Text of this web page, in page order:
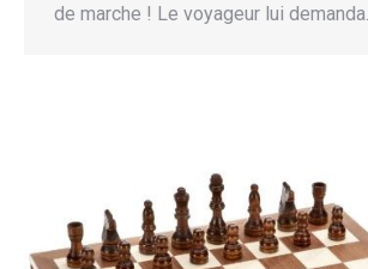
de marche ! Le voyageur lui demanda…